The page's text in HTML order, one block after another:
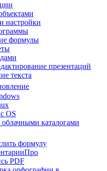
настройки
формулы
презентаций
текста
OS
каталогами
формулу
PDF